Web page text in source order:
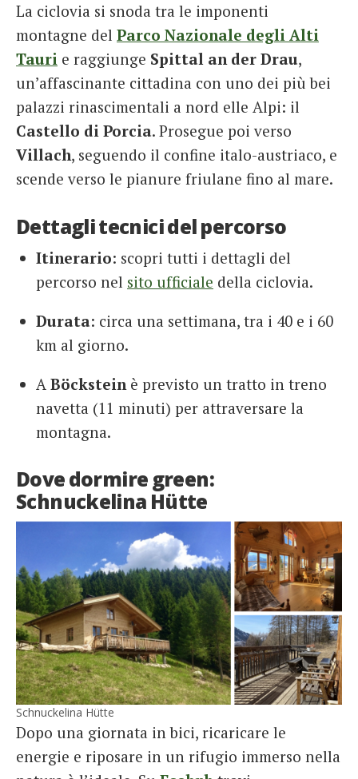
La ciclovia si snoda tra le imponenti
montagne del Parco Nazionale degli Alti
Tauri e raggiunge Spittal an der Drau,
un’affascinante cittadina con uno dei più bei
palazzi rinascimentali a nord elle Alpi: il
Castello di Porcia. Prosegue poi verso
Villach, seguendo il confine italo-austriaco, e
scende verso le pianure friulane fino al mare.
Dettagli tecnici del percorso
Itinerario: scopri tutti i dettagli del
percorso nel sito ufficiale della ciclovia.
Durata: circa una settimana, tra i 40 e i 60
km al giorno.
A Böckstein è previsto un tratto in treno
navetta (11 minuti) per attraversare la
montagna.
Dove dormire green:
Schnuckelina Hütte
Schnuckelina Hütte
Dopo una giornata in bici, ricaricare le
energie e riposare in un rifugio immerso nella